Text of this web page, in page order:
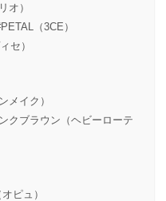
オ）
（3CE）
セ）
メイク）
クブラウン（ヘビーローテ
ピュ）